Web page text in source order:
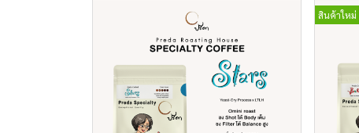
สินค้าใหม่